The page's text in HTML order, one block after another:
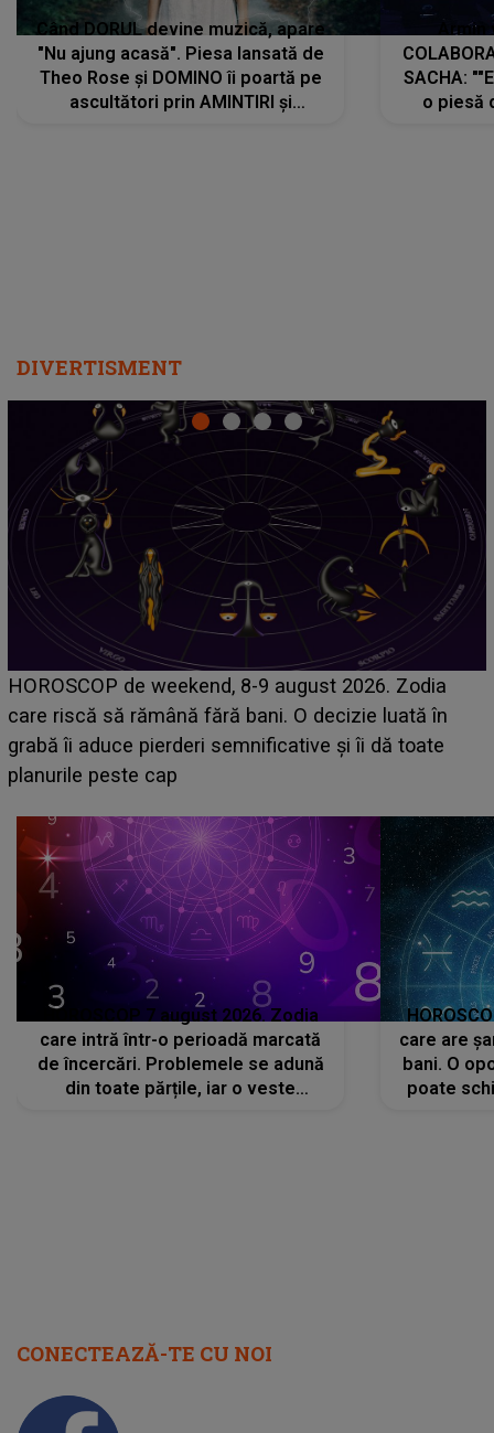
Când DORUL devine muzică, apare
"Nu ajung acasă". Piesa lansată de
Theo Rose și DOMINO îi poartă pe
ascultători prin AMINTIRI și
SACHA:
o piesă
DIVERTISMENT
Emanuel a ținut ACEST DETALIU ASCUNS până
acum! În fața Alexandrei, concurentul din Casa Iubirii
face o MĂRTURISIRE NEAȘTEPTATĂ despre mama
sa: "I-am spus și ei în față, eu nu te iubesc pentru
HOROSCOP 7 august 2026. Zodia
care intră într-o perioadă marcată
de încercări. Problemele se adună
din toate părțile, iar o veste
care are
bani. O
poate
CONECTEAZĂ-TE CU NOI